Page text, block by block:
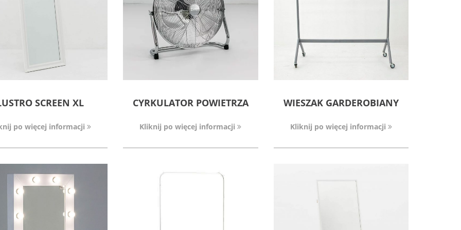
SCREEN XL
po więcej informacji
CYRKULATOR POWIETRZA
Kliknij po więcej informacji
WIESZAK GARDEROBIANY
Kliknij po więcej informacji